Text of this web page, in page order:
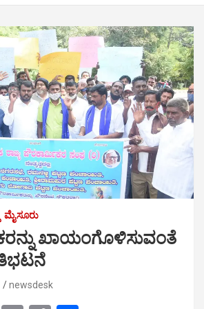
ಮೈಸೂರು
ಖಾಯಂಗೊಳಿಸುವಂತೆ
newsdesk